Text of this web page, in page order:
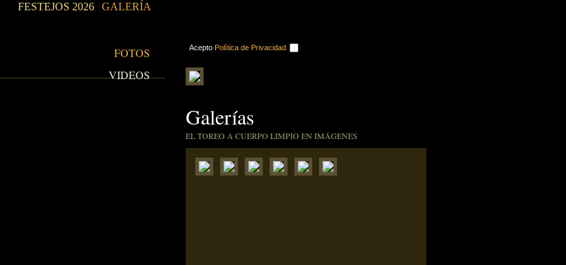
Acepto Política de Privacidad
FESTEJOS 2026 GALERÍA
Galerías
EL TOREO A CUERPO LIMPIO EN IMÁGENES
FOTOS
VIDEOS